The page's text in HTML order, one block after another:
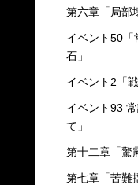
第六章「局部
イベント50「
石」
イベント2「
イベント93
て」
第十二章「驚
第七章「苦難